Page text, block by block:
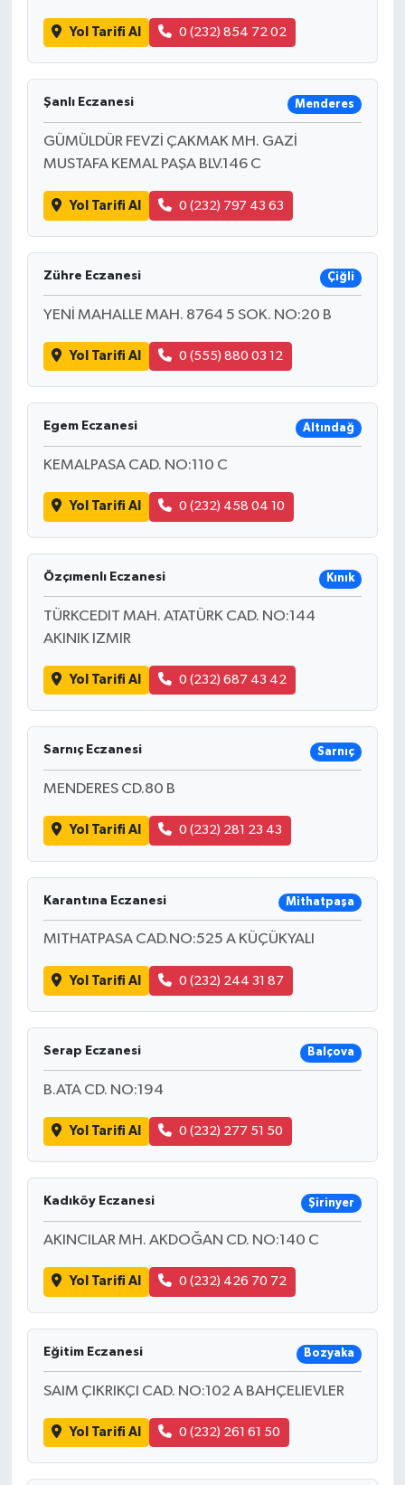
Yol Tarifi Al 0 (232) 854 72 02
Şanlı Eczanesi Menderes
GÜMÜLDÜR FEVZİ ÇAKMAK MH. GAZİ
MUSTAFA KEMAL PAŞA BLV.146 C
Yol Tarifi Al 0 (232) 797 43 63
Zühre Eczanesi Çiğli
YENİ MAHALLE MAH. 8764 5 SOK. NO:20 B
Yol Tarifi Al 0 (555) 880 03 12
Egem Eczanesi Altındağ
KEMALPASA CAD. NO:110 C
Yol Tarifi Al 0 (232) 458 04 10
Özçımenlı Eczanesi Kınık
TÜRKCEDIT MAH. ATATÜRK CAD. NO:144
AKINIK IZMIR
Yol Tarifi Al 0 (232) 687 43 42
Sarnıç Eczanesi Sarnıç
MENDERES CD.80 B
Yol Tarifi Al 0 (232) 281 23 43
Karantına Eczanesi Mithatpaşa
MITHATPASA CAD.NO:525 A KÜÇÜKYALI
Yol Tarifi Al 0 (232) 244 31 87
Serap Eczanesi Balçova
B.ATA CD. NO:194
Yol Tarifi Al 0 (232) 277 51 50
Kadıköy Eczanesi Şirinyer
AKINCILAR MH. AKDOĞAN CD. NO:140 C
Yol Tarifi Al 0 (232) 426 70 72
Eğitim Eczanesi Bozyaka
SAIM ÇIKRIKÇI CAD. NO:102 A BAHÇELIEVLER
Yol Tarifi Al 0 (232) 261 61 50